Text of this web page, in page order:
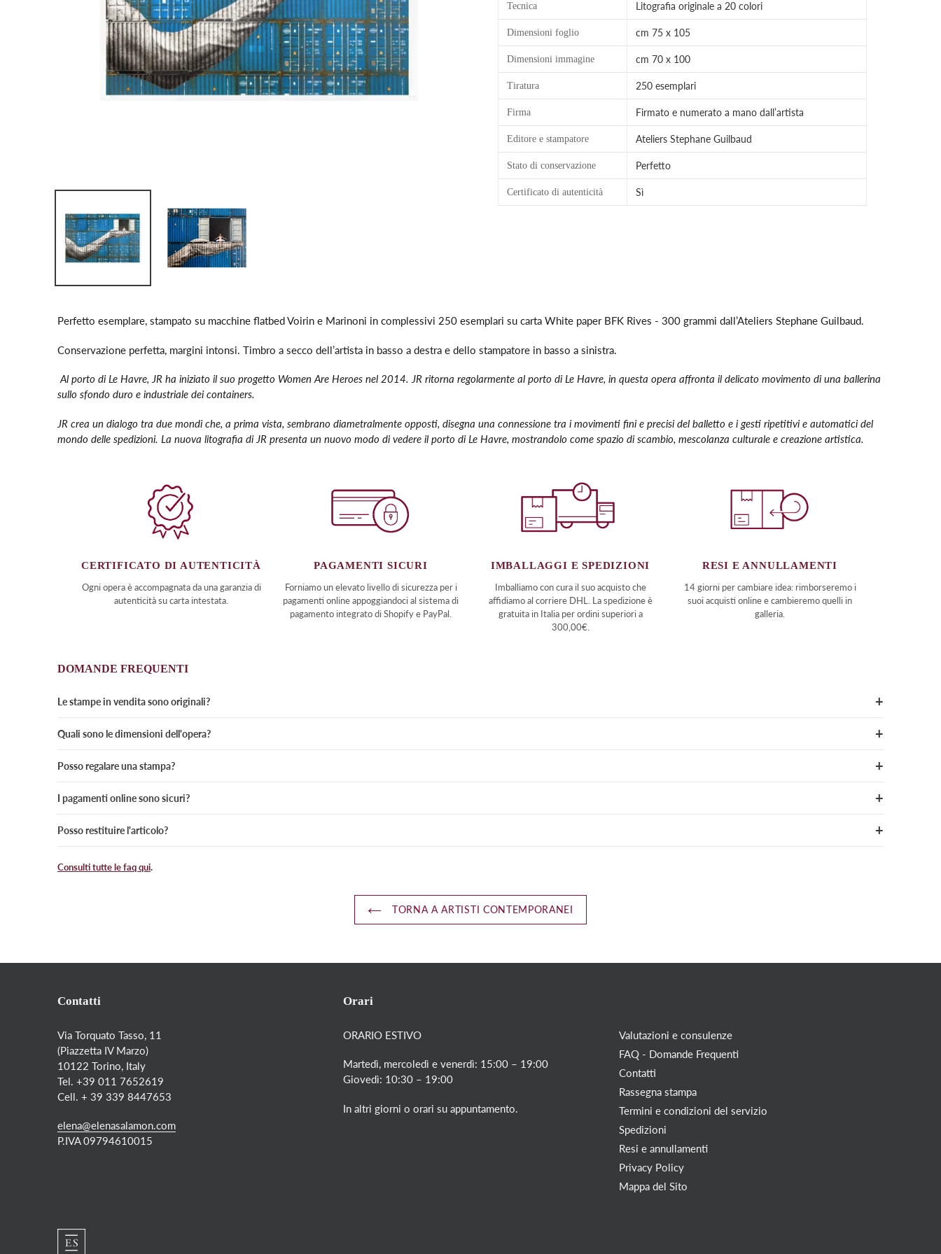
Tecnica Litografia originale a 20 colori
Dimensioni foglio cm 75 x 105
Dimensioni immagine cm 70 x 100
Tiratura 250 esemplari
Firma Firmato e numerato a mano dall’artista
Editore e stampatore Ateliers Stephane Guilbaud
Stato di conservazione Perfetto
Certificato di autenticità Sì
Perfetto esemplare, stampato su macchine flatbed Voirin e Marinoni in complessivi 250 esemplari su carta White paper BFK Rives - 300 grammi dall’Ateliers Stephane Guilbaud.
Conservazione perfetta, margini intonsi. Timbro a secco dell’artista in basso a destra e dello stampatore in basso a sinistra.
Al porto di Le Havre, JR ha iniziato il suo progetto Women Are Heroes nel 2014. JR ritorna regolarmente al porto di Le Havre, in questa opera affronta il delicato movimento di una ballerina
sullo sfondo duro e industriale dei containers.
JR crea un dialogo tra due mondi che, a prima vista, sembrano diametralmente opposti, disegna una connessione tra i movimenti fini e precisi del balletto e i gesti ripetitivi e automatici del
mondo delle spedizioni. La nuova litografia di JR presenta un nuovo modo di vedere il porto di Le Havre, mostrandolo come spazio di scambio, mescolanza culturale e creazione artistica.
CERTIFICATO DI AUTENTICITÀ
Ogni opera è accompagnata da una garanzia di
autenticità su carta intestata.
PAGAMENTI SICURI
Forniamo un elevato livello di sicurezza per i
pagamenti online appoggiandoci al sistema di
pagamento integrato di Shopify e PayPal.
IMBALLAGGI E SPEDIZIONI
Imballiamo con cura il suo acquisto che
affidiamo al corriere DHL. La spedizione è
gratuita in Italia per ordini superiori a
300,00€.
RESI E ANNULLAMENTI
14 giorni per cambiare idea: rimborseremo i
suoi acquisti online e cambieremo quelli in
galleria.
DOMANDE FREQUENTI
Le stampe in vendita sono originali?
Quali sono le dimensioni dell'opera?
Posso regalare una stampa?
I pagamenti online sono sicuri?
Posso restituire l'articolo?
Consulti tutte le faq qui.
TORNA A ARTISTI CONTEMPORANEI
Contatti
Via Torquato Tasso, 11
(Piazzetta IV Marzo)
10122 Torino, Italy
Tel. +39 011 7652619
Cell. + 39 339 8447653
elena@elenasalamon.com
P.IVA 09794610015
Orari
ORARIO ESTIVO
Martedì, mercoledì e venerdì: 15:00 – 19:00
Giovedì: 10:30 – 19:00
In altri giorni o orari su appuntamento.
Valutazioni e consulenze
FAQ - Domande Frequenti
Contatti
Rassegna stampa
Termini e condizioni del servizio
Spedizioni
Resi e annullamenti
Privacy Policy
Mappa del Sito